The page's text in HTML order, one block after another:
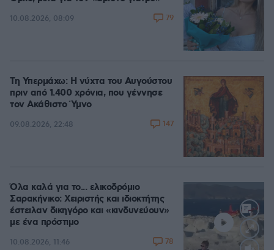
10.08.2026, 08:09 79
Τη Υπερμάχω: Η νύχτα του Αυγούστου
πριν από 1.400 χρόνια, που γέννησε
τον Ακάθιστο Ύμνο
09.08.2026, 22:48 147
Όλα καλά για το... ελικοδρόμιο
Σαρακήνικο: Χειριστής και ιδιοκτήτης
έστειλαν δικηγόρο και «κινδυνεύουν»
με ένα πρόστιμο
10.08.2026, 11:46 78